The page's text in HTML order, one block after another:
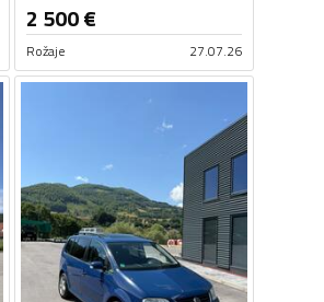
2 500€
Rožaje 27.07.26